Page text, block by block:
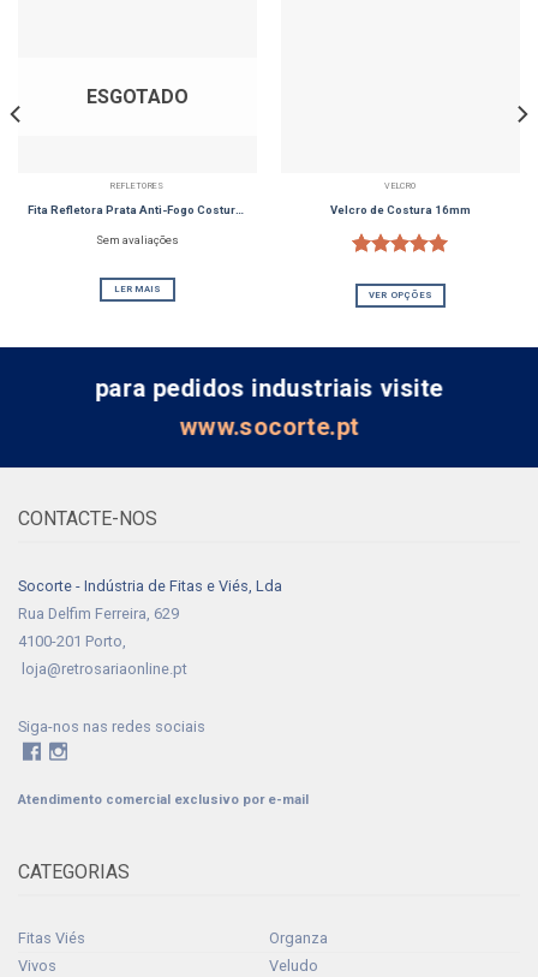
ESGOTADO
REFLETORES
Fita Refletora Prata Anti-Fogo Costura R300 50mm
Sem avaliações
LER MAIS
VELCRO
Velcro de Costura 16mm
com5.00
em 5 com
classificações
VER OPÇÕES
para pedidos industriais visite
www.socorte.pt
CONTACTE-NOS
Socorte - Indústria de Fitas e Viés, Lda
Rua Delfim Ferreira, 629
4100-201 Porto,
loja@retrosariaonline.pt
Siga-nos nas redes sociais
Atendimento comercial exclusivo por e-mail
CATEGORIAS
Fitas Viés
Vivos
Organza
Veludo